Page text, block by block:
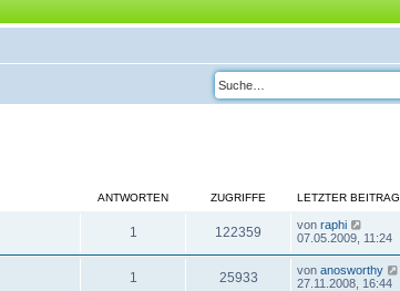
ANTWORTEN ZUGRIFFE LETZTER BEITRAG
1 122359 von raphi
07.05.2009, 11:24
1 25933 von anosworthy
27.11.2008, 16:44